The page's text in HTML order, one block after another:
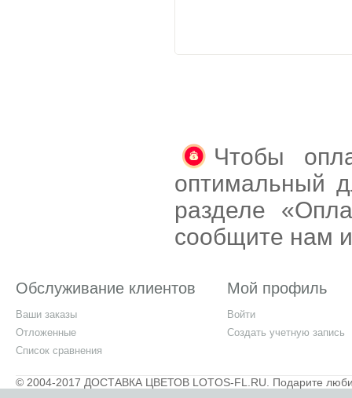
Чтобы
оптимальный
разделе
сообщите нам
Обслуживание клиентов
Ваши заказы
Отложенные
Список сравнения
Мой профиль
Войти
Создать учетную запись
© 2004-2017 ДОСТАВКА ЦВЕТОВ LOTOS-FL.RU. Подарите